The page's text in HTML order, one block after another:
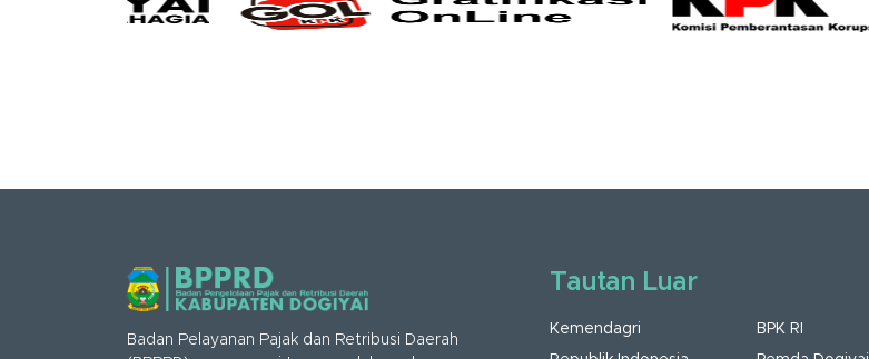
Badan Pelayanan Pajak dan Retribusi Daerah
Tautan Luar
Kemendagri
BPK RI